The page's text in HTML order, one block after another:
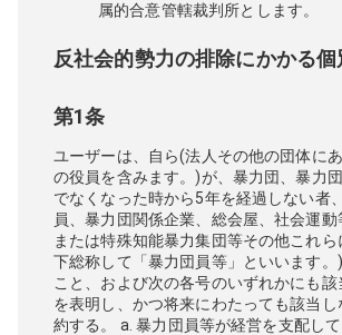
属的合意管轄裁判所とします。
反社会的勢力の排除にかかる個
第1条
ユーザーは、自ら(法人その他の団体に
の役員を含みます。)が、暴力団、暴力
でなくなった時から5年を経過しない者
員、暴力団関係企業、総会屋、社会運動
または特殊知能暴力集団等その他これら
下総称して「暴力団員等」といいます
こと、および次の各号のいずれかにも該
を表明し、かつ将来にわたっても該当し
約する。 a. 暴力団員等が経営を支配し